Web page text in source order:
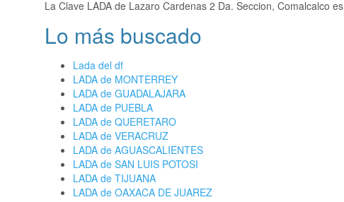
La Clave LADA de Lazaro Cardenas 2 Da. Seccion, Comalcalco es
Lo más buscado
Lada del df
LADA de MONTERREY
LADA de GUADALAJARA
LADA de PUEBLA
LADA de QUERETARO
LADA de VERACRUZ
LADA de AGUASCALIENTES
LADA de SAN LUIS POTOSI
LADA de TIJUANA
LADA de OAXACA DE JUAREZ